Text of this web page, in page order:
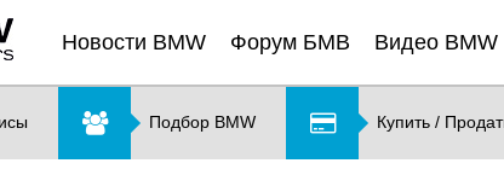
Новости BMW Форум БМВ Видео BMW
Подбор BMW Купить /